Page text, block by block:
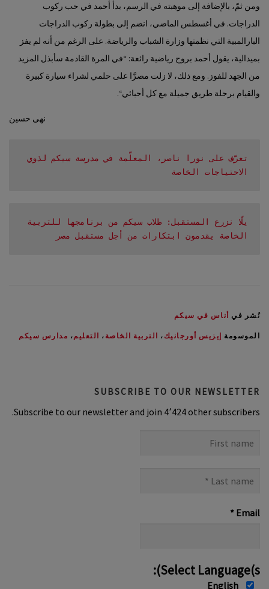
ومن ثمّ، بالإضافة إلى موهبته في الرسم، بدأ أحمد في حب ركوب
الدراجات. في أغسطس الماضي، انضم إلى بطولة ركوب الدراجات
البارالمبية التي نظمتها وزارة الشباب والرياضة. على الرغم من أنه لم يفز
بميدالية، يقول أحمد بروح رياضية رائعة: “في المرة القادمة سأبذل المزيد
من الجهد للفوز. ومع ذلك، لا زلت مصرَّا على حلمي لشراء سيارة كبيرة
والقيام برحلة طريق جميلة مع كل أحبائي‘‘.
نهى حسين
الاحتياجات الخاصة
الخاصة يقدمون ابتكارات من أجل مستقبل مصر
نُشر في أناس في سيكم
الموسومة إيزيس أورجانيك ، التربية الخاصة ، التعليم، مدارس سيكم
SUBSCRIBE TO OUR NEWSLETTER
Subscribe to our newsletter and join 4٬424 other subscribers.
name
name
Email
*
Select Language(s):